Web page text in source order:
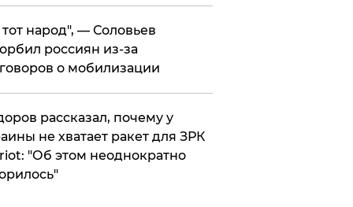
народ", — Соловьев
россиян из-за
о мобилизации
рассказал, почему у
не хватает ракет для ЗРК
"Об этом неоднократно